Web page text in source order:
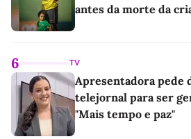
antes da morte da
6 TV
Apresentadora pede
telejornal para ser
"Mais tempo e paz"